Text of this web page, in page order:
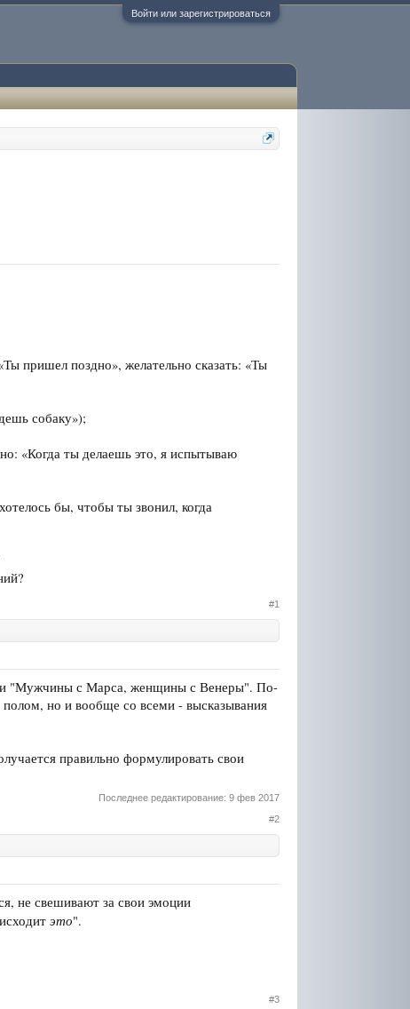
Войти или зарегистрироваться
пришел поздно», желательно сказать: «Ты
собаку»);
«Когда ты делаешь это, я испытываю
бы, чтобы ты звонил, когда
#1
"Мужчины с Марса, женщины с Венеры". По-
но и вообще со всеми - высказывания
правильно формулировать свои
Последнее редактирование: 9 фев 2017
#2
не свешивают за свои эмоции
это".
#3